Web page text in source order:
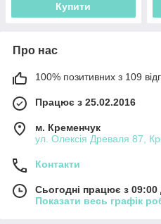
Купити
Про нас
100% позитивних з 109
Працює з 25.02.2016
м. Кременчук
ул. Олексія Древаля 87,
Контакти
Сьогодні працює з 09:00
Показати весь графік